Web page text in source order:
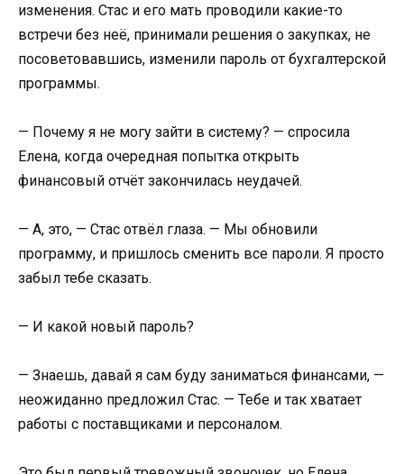
изменения. Стас и его мать проводили какие-то
встречи без неё, принимали решения о закупках, не
посоветовавшись, изменили пароль от бухгалтерской
программы.
— Почему я не могу зайти в систему? — спросила
Елена, когда очередная попытка открыть
финансовый отчёт закончилась неудачей.
— А, это, — Стас отвёл глаза. — Мы обновили
программу, и пришлось сменить все пароли. Я просто
забыл тебе сказать.
— И какой новый пароль?
— Знаешь, давай я сам буду заниматься финансами, —
неожиданно предложил Стас. — Тебе и так хватает
работы с поставщиками и персоналом.